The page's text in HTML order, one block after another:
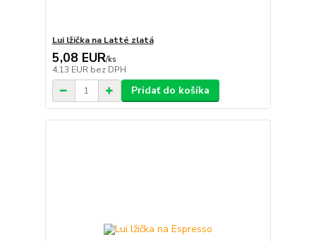
Lui lžička na Latté zlatá
5,08 EUR/ks
4,13 EUR bez DPH
Pridať do košíka